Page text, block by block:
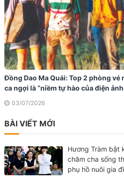
Đồng Dao Ma Quái: Top 2 phòng
ca ngợi là “niềm tự hào của điện
03/07/2026
BÀI VIẾT MỚI
Hương Tràm bật
chăm cha sống
phụ hồ nuôi gia